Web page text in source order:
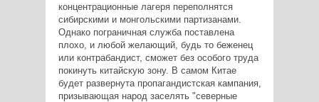
концентрационные лагеря переполнятся
сибирскими и монгольскими партизанами.
Однако пограничная служба поставлена
плохо, и любой желающий, будь то беженец
или контрабандист, сможет без особого труда
покинуть китайскую зону. В самом Китае
будет развернута пропагандистская кампания,
призывающая народ заселять "северные